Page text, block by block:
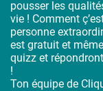
pousser les
vie ! Comment
personne
est gratuit et
quizz et
!
Ton équipe de